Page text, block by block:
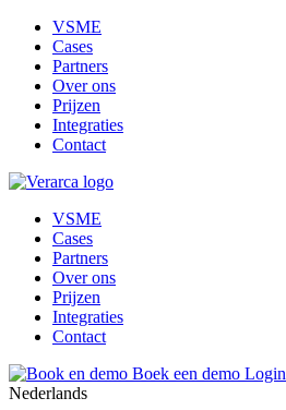
VSME
Cases
Partners
Over ons
Prijzen
Integraties
Contact
VSME
Cases
Partners
Over ons
Prijzen
Integraties
Contact
Boek een demo Login
Nederlands